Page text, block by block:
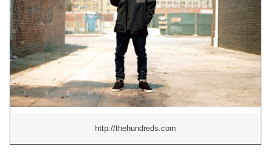
http://thehundreds.com